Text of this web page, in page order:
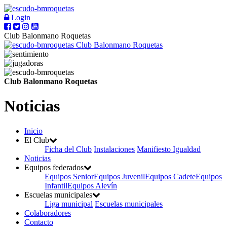
Login
Club Balonmano Roquetas
Club Balonmano Roquetas
Club Balonmano Roquetas
Noticias
Inicio
El Club
Ficha del Club Instalaciones Manifiesto Igualdad
Noticias
Equipos federados
Equipos SeniorEquipos JuvenilEquipos CadeteEquipos
InfantilEquipos Alevín
Escuelas municipales
Liga municipal Escuelas municipales
Colaboradores
Contacto